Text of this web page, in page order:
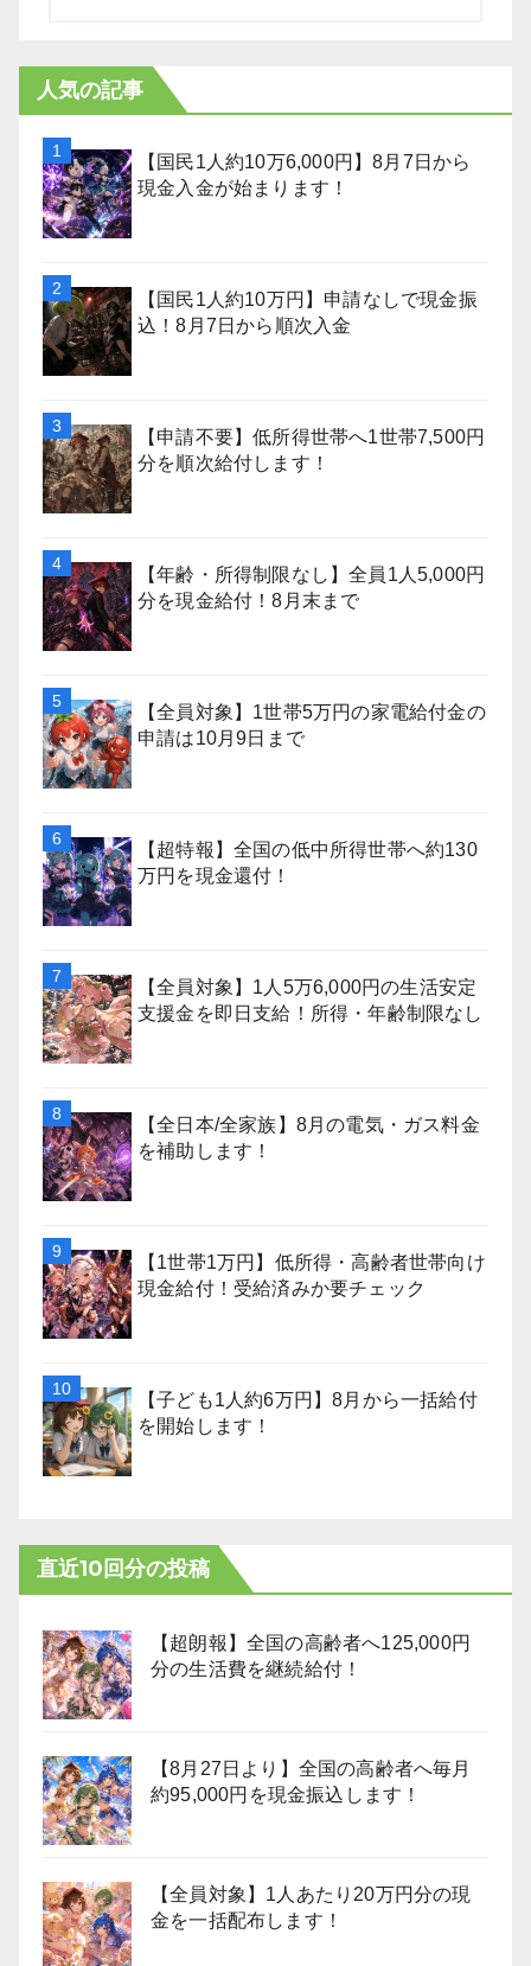
人気の記事
【国民1人約10万6,000円】8月7日から
現金入金が始まります！
【国民1人約10万円】申請なしで現金振
込！8月7日から順次入金
【申請不要】低所得世帯へ1世帯7,500円
分を順次給付します！
【年齢・所得制限なし】全員1人5,000円
分を現金給付！8月末まで
【全員対象】1世帯5万円の家電給付金の
申請は10月9日まで
【超特報】全国の低中所得世帯へ約130
万円を現金還付！
【全員対象】1人5万6,000円の生活安定
支援金を即日支給！所得・年齢制限なし
【全日本/全家族】8月の電気・ガス料金
を補助します！
【1世帯1万円】低所得・高齢者世帯向け
現金給付！受給済みか要チェック
【子ども1人約6万円】8月から一括給付
を開始します！
直近10回分の投稿
【超朗報】全国の高齢者へ125,000円
分の生活費を継続給付！
【8月27日より】全国の高齢者へ毎月
約95,000円を現金振込します！
【全員対象】1人あたり20万円分の現
金を一括配布します！